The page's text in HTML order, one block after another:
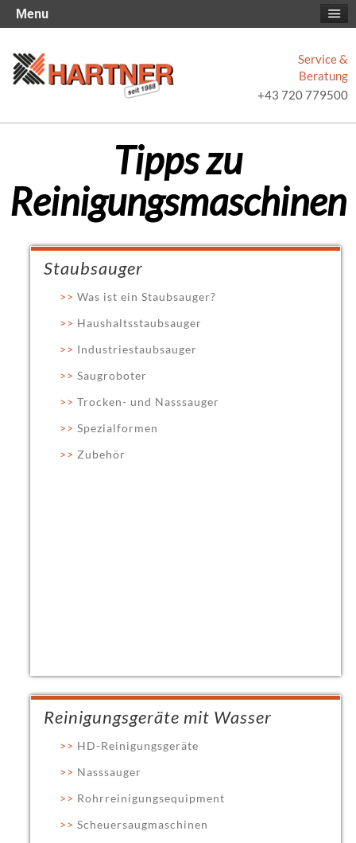
Service &
Beratung
+43 720 779500
Tipps zu
Reinigungsmaschinen
Staubsauger
Was ist ein Staubsauger?
Haushaltsstaubsauger
Industriestaubsauger
Saugroboter
Trocken- und Nasssauger
Spezialformen
Zubehör
Reinigungsgeräte mit Wasser
HD-Reinigungsgeräte
Nasssauger
Rohrreinigungsequipment
Scheuersaugmaschinen
Menu